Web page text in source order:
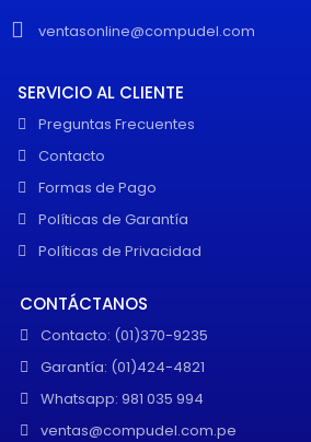
ventasonline@compudel.com
SERVICIO AL CLIENTE
Preguntas Frecuentes
Contacto
Formas de Pago
Políticas de Garantía
Políticas de Privacidad
CONTÁCTANOS
Contacto: (01)370-9235
Garantía: (01)424-4821
Whatsapp: 981 035 994
ventas@compudel.com.pe